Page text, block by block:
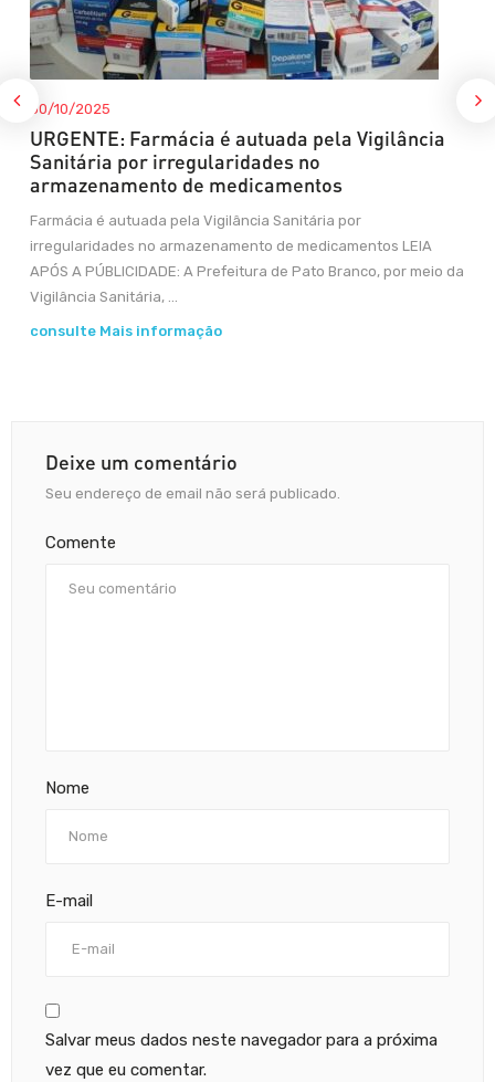
30/10/2025
URGENTE: Farmácia é autuada pela Vigilância
Sanitária por irregularidades no
armazenamento de medicamentos
Farmácia é autuada pela Vigilância Sanitária por
irregularidades no armazenamento de medicamentos LEIA
APÓS A PÚBLICIDADE: A Prefeitura de Pato Branco, por meio da
Vigilância Sanitária, ...
consulte Mais informação
Deixe um comentário
Seu endereço de email não será publicado.
Comente
Nome
E-mail
Salvar meus dados neste navegador para a próxima
vez que eu comentar.